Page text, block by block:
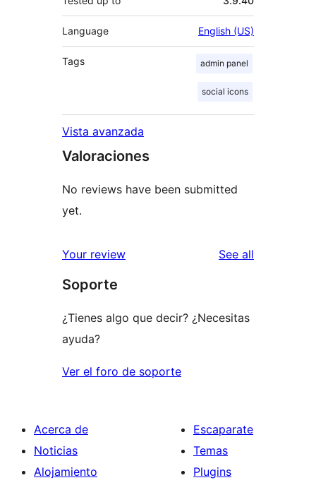
Language English (US)
Tags admin panel
social icons
Vista avanzada
Valoraciones
No reviews have been submitted
yet.
Your review See all
Soporte
¿Tienes algo que decir? ¿Necesitas
ayuda?
Ver el foro de soporte
Acerca de
Noticias
Alojamiento
Escaparate
Temas
Plugins